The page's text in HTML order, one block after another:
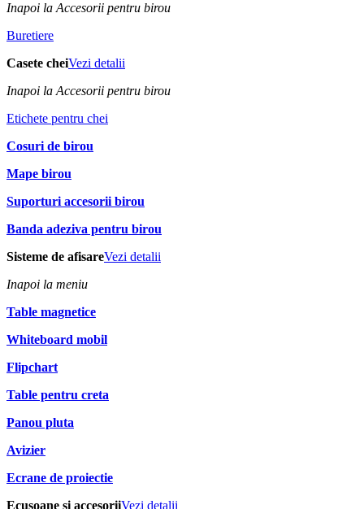
Inapoi la Accesorii pentru birou
Buretiere
Casete cheiVezi detalii
Inapoi la Accesorii pentru birou
Etichete pentru chei
Cosuri de birou
Mape birou
Suporturi accesorii birou
Banda adeziva pentru birou
Sisteme de afisareVezi detalii
Inapoi la meniu
Table magnetice
Whiteboard mobil
Flipchart
Table pentru creta
Panou pluta
Avizier
Ecrane de proiectie
Ecusoane si accesoriiVezi detalii